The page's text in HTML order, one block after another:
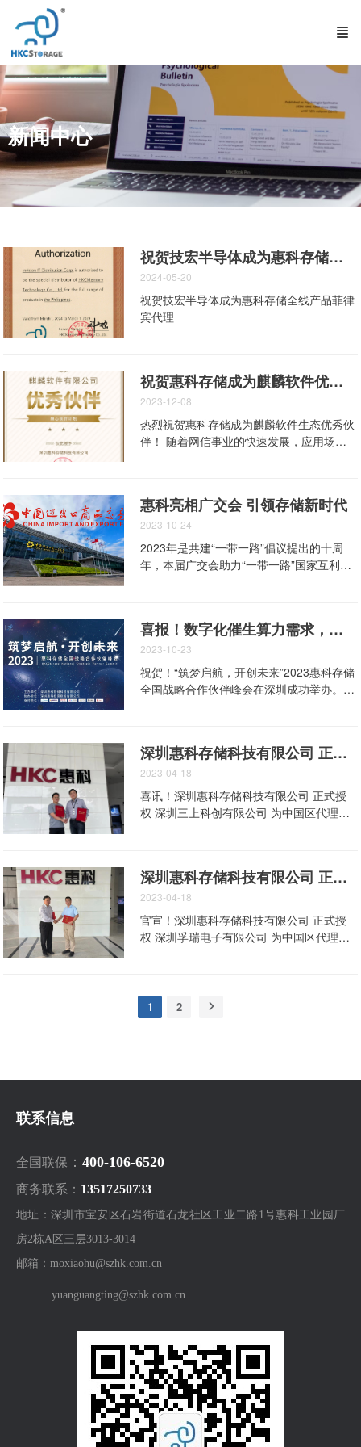
新闻中心
祝贺技宏半导体成为惠科存储全线产品菲律宾代理
2024-05-20
祝贺技宏半导体成为惠科存储全线产品菲律
宾代理
祝贺惠科存储成为麒麟软件优秀伙伴
2023-12-08
热烈祝贺惠科存储成为麒麟软件生态优秀伙
伴！ 随着网信事业的快速发展，应用场景
务广大用户。
惠科亮相广交会 引领存储新时代
2023-10-24
2023年是共建“一带一路”倡议提出的十周
年，本届广交会助力“一带一路”国家互利共
相第134届广交会第一期（10月15日-10月
19日）。展位位于广交会展馆A区3.2号馆，
占地近200平米 “一带一路”既是为了促进全
球共同繁荣、打造人类命运共同体所提出的
宏伟构想和中国方案；也是纵贯古今、统筹
来自各国的到场采购商交流协作，争取创造
更大的价值，共同谱写全球共同发展的时代
喜报！数字化催生算力需求，惠科宣布进军存储市场
2023-10-23
祝贺！“筑梦启航，开创未来”2023惠科存储
全国战略合作伙伴峰会在深圳成功举办。
（战略合作伙伴协议签订仪式）
深圳惠科存储科技有限公司 正式授权 深圳三上科创有限公司 为中国区代理商
2023-04-18
喜讯！深圳惠科存储科技有限公司 正式授
权 深圳三上科创有限公司 为中国区代理
深圳惠科存储科技有限公司 正式授权 深圳孚瑞电子有限公司 为中国区代理商
2023-04-18
官宣！深圳惠科存储科技有限公司 正式授
权 深圳孚瑞电子有限公司 为中国区代理
1 2
联系信息
全国联保 ： 400-106-6520
商务联系： 13517250733
地址：深圳市宝安区石岩街道石龙社区工业二路1号惠科工业园厂
房2栋A区三层3013-3014
邮箱：moxiaohu@szhk.com.cn
yuanguangting@szhk.com.cn